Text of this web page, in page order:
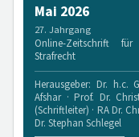
Mai 2026
27. Jahrgang
Online-Zeitschrift
Strafrecht
Herausgeber: Dr. h.c.
Afshar · Prof. Dr.
(Schriftleiter) · RA Dr.
Dr. Stephan Schlegel